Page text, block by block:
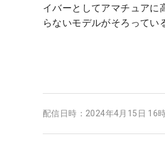
イバーとしてアマチュアに
らないモデルがそろってい
配信日時： 2024年4月15日 16